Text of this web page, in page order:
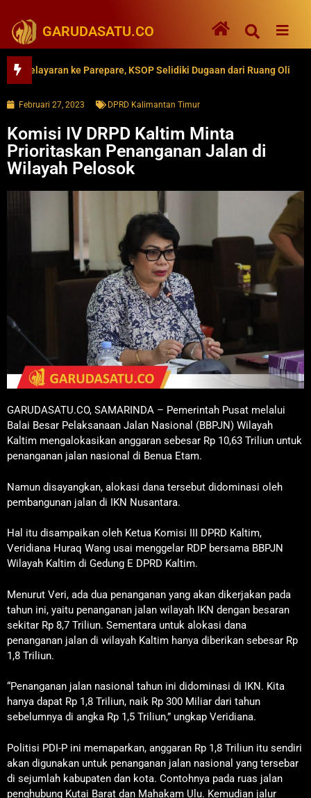
GARUDASATU.CO
ke Parepare, KSOP Selidiki Dugaan dari Ruang Oli
Februari 27, 2023 DPRD Kalimantan Timur
Komisi IV DRPD Kaltim Minta
Prioritaskan Penanganan Jalan di
Wilayah Pelosok
GARUDASATU.CO, SAMARINDA – Pemerintah Pusat melalui
Balai Besar Pelaksanaan Jalan Nasional (BBPJN) Wilayah
Kaltim mengalokasikan anggaran sebesar Rp 10,63 Triliun untuk
penanganan jalan nasional di Benua Etam.
Namun disayangkan, alokasi dana tersebut didominasi oleh
pembangunan jalan di IKN Nusantara.
Hal itu disampaikan oleh Ketua Komisi III DPRD Kaltim,
Veridiana Huraq Wang usai menggelar RDP bersama BBPJN
Wilayah Kaltim di Gedung E DPRD Kaltim.
Menurut Veri, ada dua penanganan yang akan dikerjakan pada
tahun ini, yaitu penanganan jalan wilayah IKN dengan besaran
sekitar Rp 8,7 Triliun. Sementara untuk alokasi dana
penanganan jalan di wilayah Kaltim hanya diberikan sebesar Rp
1,8 Triliun.
“Penanganan jalan nasional tahun ini didominasi di IKN. Kita
hanya dapat Rp 1,8 Triliun, naik Rp 300 Miliar dari tahun
sebelumnya di angka Rp 1,5 Triliun,” ungkap Veridiana.
Politisi PDI-P ini memaparkan, anggaran Rp 1,8 Triliun itu sendiri
akan digunakan untuk penanganan jalan nasional yang tersebar
di sejumlah kabupaten dan kota. Contohnya pada ruas jalan
penghubung Kutai Barat dan Mahakam Ulu. Kemudian jalur